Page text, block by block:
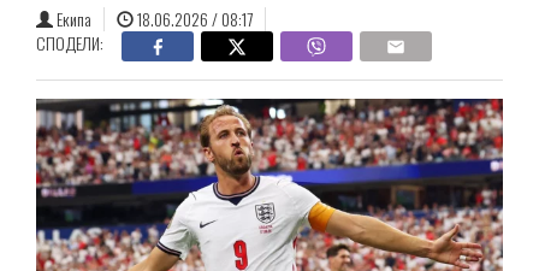
Екипа
18.06.2026 / 08:17
СПОДЕЛИ: